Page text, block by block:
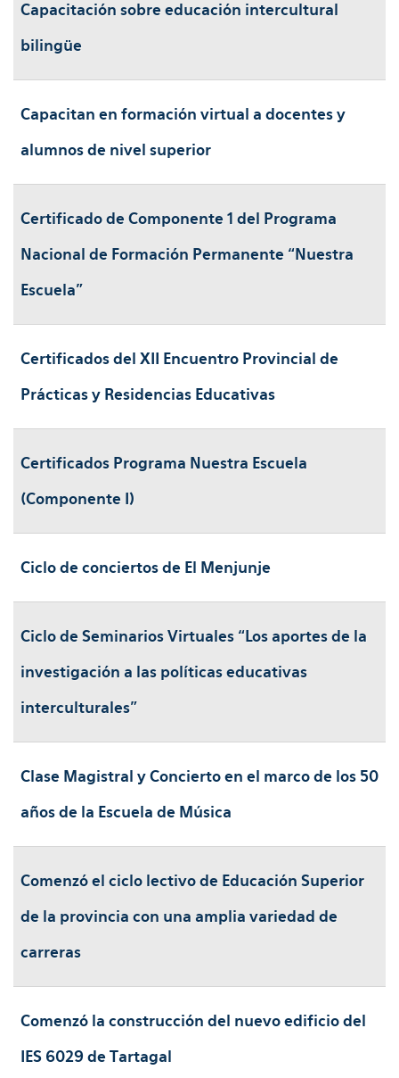
Capacitación sobre educación intercultural
bilingüe
Capacitan en formación virtual a docentes y
alumnos de nivel superior
Certificado de Componente 1 del Programa
Nacional de Formación Permanente “Nuestra
Escuela”
Certificados del XII Encuentro Provincial de
Prácticas y Residencias Educativas
Certificados Programa Nuestra Escuela
(Componente I)
Ciclo de conciertos de El Menjunje
Ciclo de Seminarios Virtuales “Los aportes de la
investigación a las políticas educativas
interculturales”
Clase Magistral y Concierto en el marco de los 50
años de la Escuela de Música
Comenzó el ciclo lectivo de Educación Superior
de la provincia con una amplia variedad de
carreras
Comenzó la construcción del nuevo edificio del
IES 6029 de Tartagal